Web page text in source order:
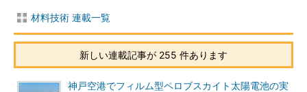
材料技術 連載一覧
新しい連載記事が 255 件あります
神戸空港でフィルム型ペロブスカイト太陽電池の実